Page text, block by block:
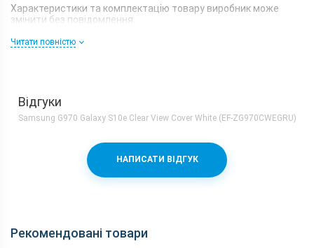
Характеристики та комплектацію товару виробник може
змінити без повідомлення.
Читати повністю
Відгуки
Samsung G970 Galaxy S10e Clear View Cover White (EF-ZG970CWEGRU)
НАПИСАТИ ВІДГУК
Рекомендовані товари